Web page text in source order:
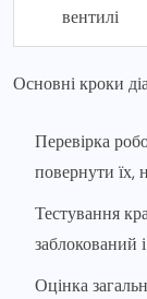
вентилі
Основні кроки
Перевірка
повернути їх,
Тестування
заблокований
Оцінка